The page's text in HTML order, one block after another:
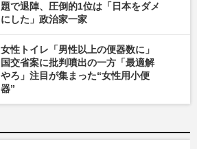
題で退陣、圧倒的1位は「日本をダメ
にした」政治家一家
女性トイレ「男性以上の便器数に」
国交省案に批判噴出の一方「最適解
やろ」注目が集まった“女性用小便
器”